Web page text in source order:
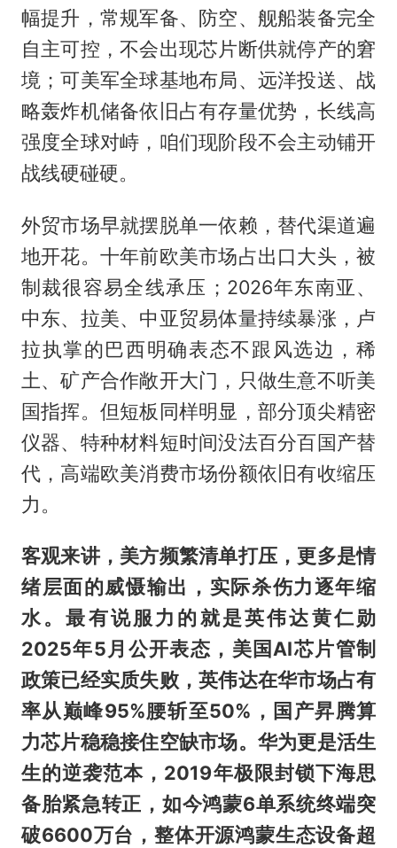
幅提升，常规军备、防空、舰船装备完全
自主可控，不会出现芯片断供就停产的窘
境；可美军全球基地布局、远洋投送、战
略轰炸机储备依旧占有存量优势，长线高
强度全球对峙，咱们现阶段不会主动铺开
战线硬碰硬。
外贸市场早就摆脱单一依赖，替代渠道遍
地开花。十年前欧美市场占出口大头，被
制裁很容易全线承压；2026年东南亚、
中东、拉美、中亚贸易体量持续暴涨，卢
拉执掌的巴西明确表态不跟风选边，稀
土、矿产合作敞开大门，只做生意不听美
国指挥。但短板同样明显，部分顶尖精密
仪器、特种材料短时间没法百分百国产替
代，高端欧美消费市场份额依旧有收缩压
力。
客观来讲，美方频繁清单打压，更多是情
绪层面的威慑输出，实际杀伤力逐年缩
水。最有说服力的就是英伟达黄仁勋
2025年5月公开表态，美国AI芯片管制
政策已经实质失败，英伟达在华市场占有
率从巅峰95%腰斩至50%，国产昇腾算
力芯片稳稳接住空缺市场。华为更是活生
生的逆袭范本，2019年极限封锁下海思
备胎紧急转正，如今鸿蒙6单系统终端突
破6600万台，整体开源鸿蒙生态设备超